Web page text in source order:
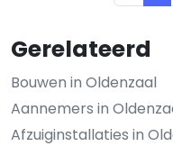
Gerelateerd
Bouwen in Oldenzaal
Aannemers in
Afzuiginstallaties in